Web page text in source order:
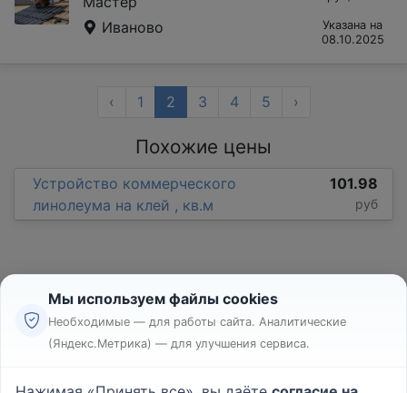
Иваново
Указана на
08.10.2025
‹ 1 2 3 4 5 ›
Похожие цены
Устройство коммерческого
линолеума на клей , кв.м
101.98
руб
Реклама
Мы используем файлы cookies
Необходимые — для работы сайта. Аналитические
(Яндекс.Метрика) — для улучшения сервиса.